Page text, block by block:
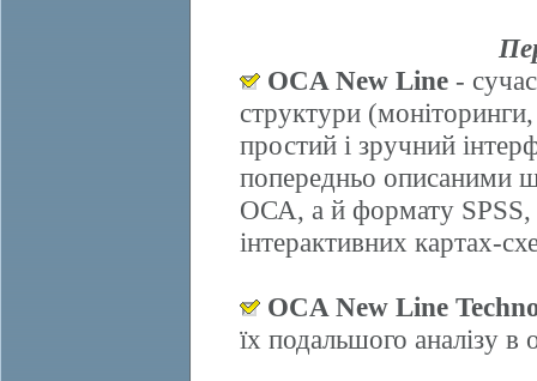
OCA New Line -
структури
простий і зручний
попередньо описаними
ОСА, а й формату SPSS,
інтерактивних картах-
OCA New Line
їх подальшого аналізу